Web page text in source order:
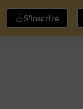
S'inscrire